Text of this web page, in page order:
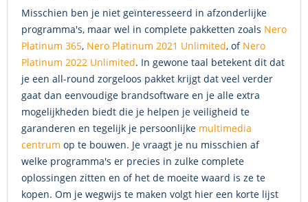
Misschien ben je niet geïnteresseerd in afzonderlijke
programma's, maar wel in complete pakketten zoals Nero
Platinum 365, Nero Platinum 2021 Unlimited, of Nero
Platinum 2022 Unlimited. In gewone taal betekent dit dat
je een all-round zorgeloos pakket krijgt dat veel verder
gaat dan eenvoudige brandsoftware en je alle extra
mogelijkheden biedt die je helpen je veiligheid te
garanderen en tegelijk je persoonlijke multimedia
centrum op te bouwen. Je vraagt je nu misschien af
welke programma's er precies in zulke complete
oplossingen zitten en of het de moeite waard is ze te
kopen. Om je wegwijs te maken volgt hier een korte lijst